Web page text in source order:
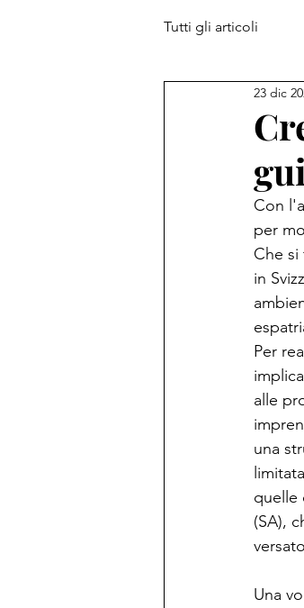
Tutti gli articoli
23 dic
Con
per
Che
in
Per
alle
una
quelle
(SA),
Una